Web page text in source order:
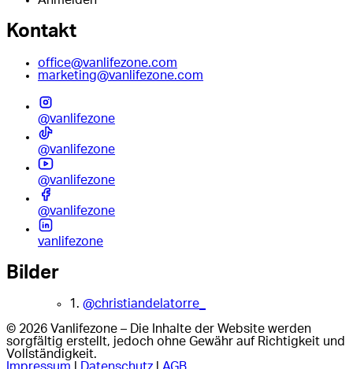
Kontakt
office@vanlifezone.com
marketing@vanlifezone.com
@vanlifezone
@vanlifezone
@vanlifezone
@vanlifezone
vanlifezone
Bilder
1. @christiandelatorre_
© 2026 Vanlifezone – Die Inhalte der Website werden
sorgfältig erstellt, jedoch ohne Gewähr auf Richtigkeit und
Vollständigkeit.